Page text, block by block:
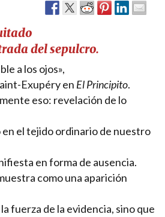
del sepulcro.
a los ojos»,
Exupéry en El Principito.
eso: revelación de lo
el tejido ordinario de nuestro
en forma de ausencia.
como una aparición
fuerza de la evidencia, sino que